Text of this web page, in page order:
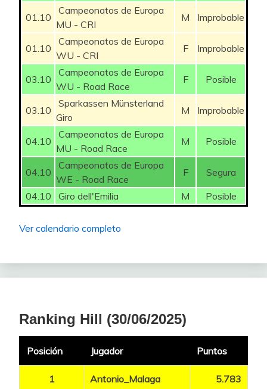
01.10
Campeonatos de Europa
MU - CRI
M Improbable
01.10
Campeonatos de Europa
WU - CRI
F Improbable
03.10
Campeonatos de Europa
WU - Road Race
F Posible
03.10
Sparkassen Münsterland
Giro
M Improbable
04.10
Campeonatos de Europa
MU - Road Race
M Posible
04.10
Campeonatos de Europa
WE - Road Race
F
Segura
04.10
Giro dell'Emilia M Posible
Ver calendario completo
Ranking Hill (30/06/2025)
Posición Jugador Puntos
1 Antonio_Malaga 5.783